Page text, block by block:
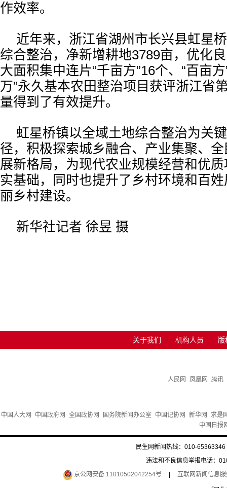
作效率。
近年来，浙江省湖州市长兴县虹星
综合整治，净新增耕地3789亩，优化
大面积集中连片“千亩方”16个、“百亩
万”永久基本农田整治项目获评浙江省
量得到了有效提升。
虹星桥镇以全域土地综合整治为关
径，积极探索城乡融合、产业集聚、
展新格局，为现代农业规模经营和优
实基础，同时也提升了乡村环境和百
丽乡村建设。
新华社记者 徐昱 摄
关于我们 机构人员 版
人民网 凤凰网 腾讯
中国人大网 中国政府网 全国政协网 国务院新闻办公室 中国记协网 新华网
求是
中国日报
民生网新闻热线：010-
违法和不良信息举报电话：
京公网安备 11010502042254号
互联网新闻信息